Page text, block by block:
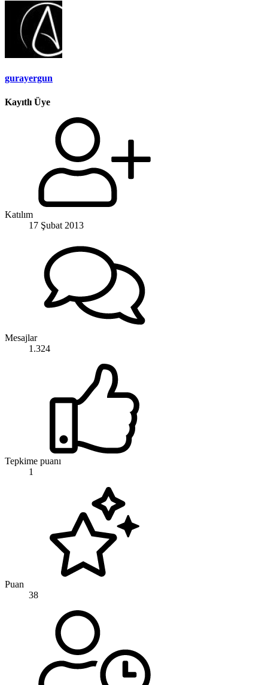
gurayergun
Kayıtlı Üye
Katılım
17 Şubat 2013
Mesajlar
1.324
Tepkime puanı
1
Puan
38